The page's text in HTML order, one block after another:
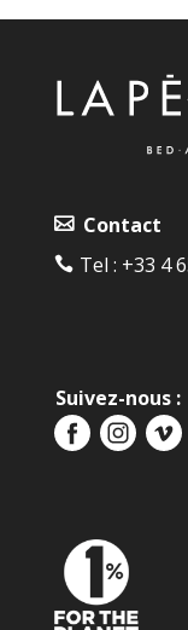
Contact
Tel : +33 4
Suivez-nous :